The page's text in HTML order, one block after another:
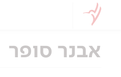
אבנר סופר